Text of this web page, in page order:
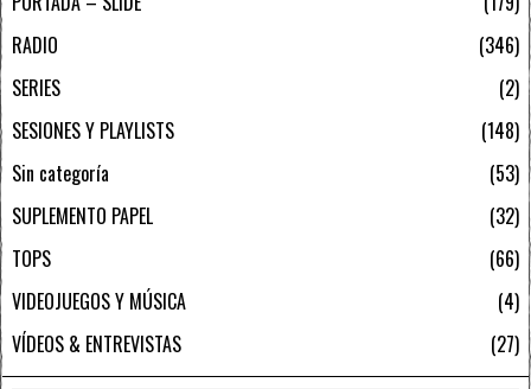
RADIO
346
SERIES
2
SESIONES Y PLAYLISTS
148
Sin categoría
53
SUPLEMENTO PAPEL
32
TOPS
66
VIDEOJUEGOS Y MÚSICA
4
VÍDEOS & ENTREVISTAS
27